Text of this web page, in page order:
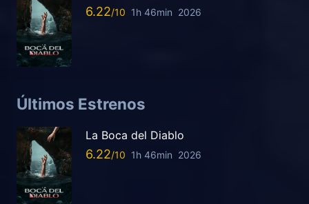
6.22 1h 46min 2026
Últimos Estrenos
La Boca del Diablo
6.22 1h 46min 2026